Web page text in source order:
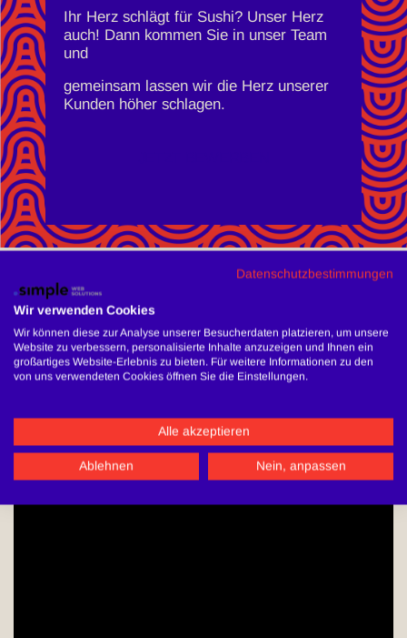
Ihr Herz schlägt für Sushi? Unser Herz
auch! Dann kommen Sie in unser Team
und
gemeinsam lassen wir die Herz unserer
Kunden höher schlagen.
To use this function you must accept the
ACCEPT
Datenschutzbestimmungen
Wir verwenden Cookies
Wir können diese zur Analyse unserer Besucherdaten platzieren, um unsere
Website zu verbessern, personalisierte Inhalte anzuzeigen und Ihnen ein
großartiges Website-Erlebnis zu bieten. Für weitere Informationen zu den
von uns verwendeten Cookies öffnen Sie die Einstellungen.
Alle akzeptieren
Ablehnen Nein, anpassen